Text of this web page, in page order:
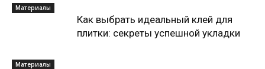
Материалы
Как выбрать идеальный клей для
плитки: секреты успешной укладки
Материалы